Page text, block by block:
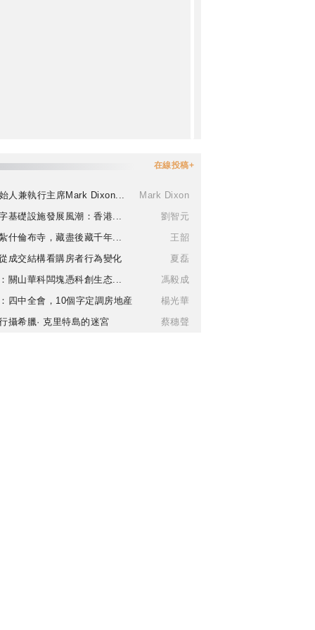
在線投稿+
人兼執行主席Mark Dixon...
Mark Dixon
基礎設施發展風潮：香港...
劉智元
什倫布寺，藏盡後藏千年...
王韶
成交結構看購房者行為變化
夏磊
關山華科闆塊憑科創生态...
馮毅成
四中全會，10個字定調房地産
楊光華
攝希臘· 克里特島的迷宮
蔡穗聲